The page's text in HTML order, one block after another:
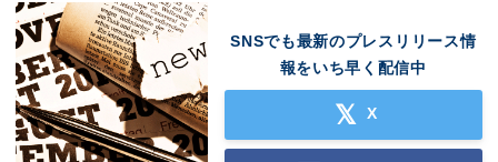
SNSでも最新のプレスリリース情
報をいち早く配信中
X